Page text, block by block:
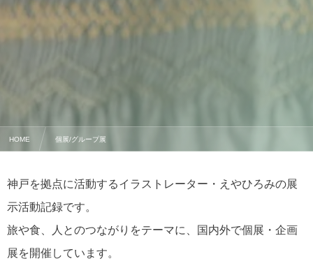
HOME 個展/グループ展
神戸を拠点に活動するイラストレーター・えやひろみの展
示活動記録です。
旅や食、人とのつながりをテーマに、国内外で個展・企画
展を開催しています。